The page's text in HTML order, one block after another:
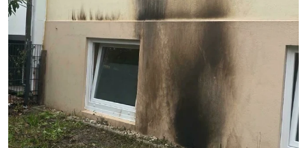
öko
gesellschaft
kultur
sport
berlin